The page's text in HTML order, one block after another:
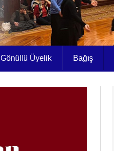
Gönüllü Üyelik Bağış